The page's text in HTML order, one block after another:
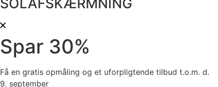
SOLAFSKÆRMNING
Spar 30%
Få en gratis opmåling og et uforpligtende tilbud t.o.m. d.
9. september